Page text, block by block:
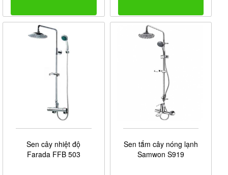
Sen cây nhiệt độ
Farada FFB 503
Sen tắm cây nóng lạnh
Samwon S919